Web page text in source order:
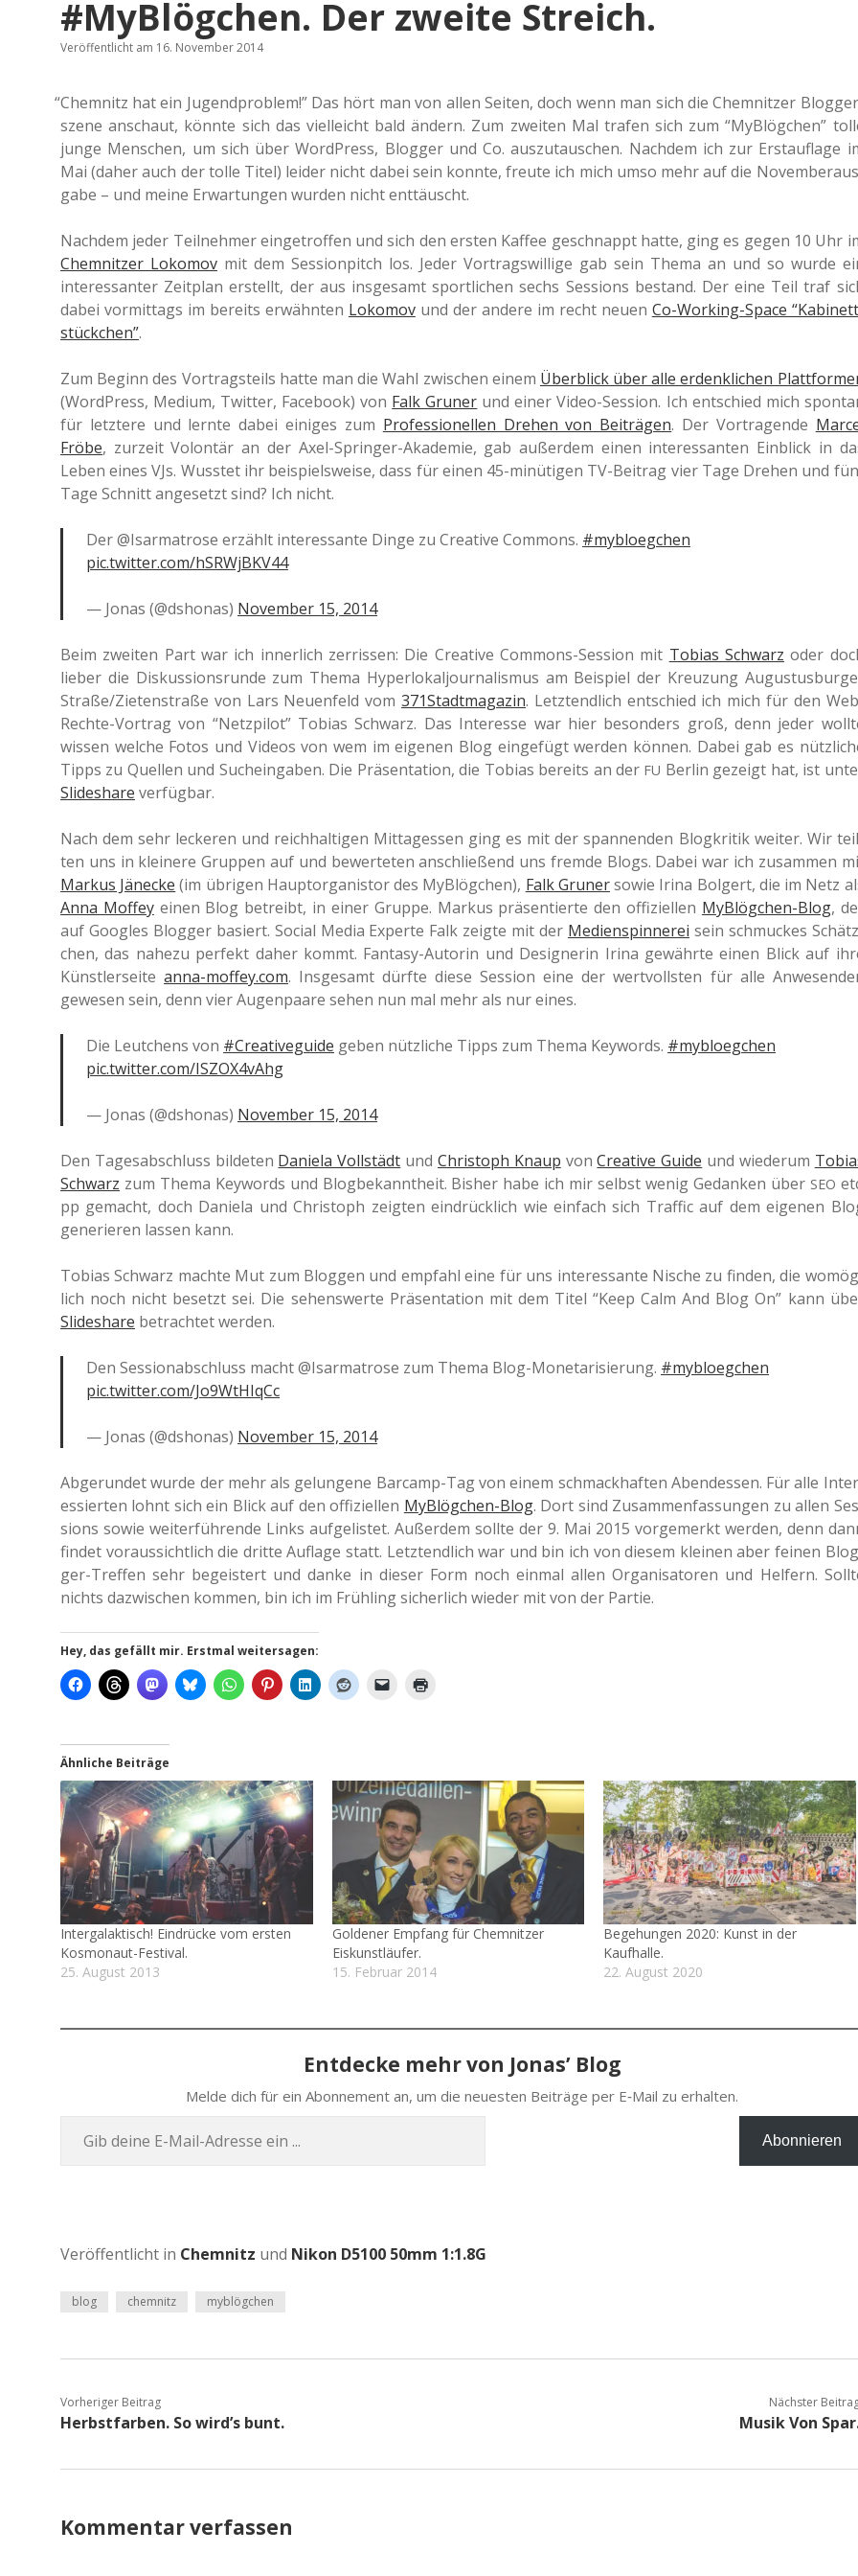
#MyBlögchen. Der zweite Streich.
Veröffentlicht am 16. November 2014
“Chem­nitz hat ein Jugend­pro­blem!” Das hört man von allen Seiten, doch wenn man sich die Chem­nit­zer
sze­ne anschaut, könnte sich das viel­leicht bald ändern. Zum zwei­ten Mal trafen sich zum “MyB­lög­chen”
junge Men­schen, um sich über Word­Press, Blog­ger und Co. aus­zu­tau­schen. Nach­dem ich zur Erst­auf­la­ge
Mai (daher auch der tolle Titel) leider nicht dabei sein konnte, freute ich mich umso mehr auf die
ga­be – und meine Erwar­tun­gen wurden nicht enttäuscht.
Nach­dem jeder Teil­neh­mer ein­ge­trof­fen und sich den ersten Kaffee geschnappt hatte, ging es gegen 10 Uhr
Chem­nit­zer Loko­movmit dem Ses­si­onpitch los. Jeder Vor­trags­wil­li­ge gab sein Thema an und so wurde
inter­es­san­ter Zeit­plan erstellt, der aus ins­ge­samt sport­li­chen sechs Ses­si­ons bestand. Der eine Teil traf
dabei vor­mit­tags im bereits erwähn­ten Loko­movund der andere im recht neuen Co-Working-Space
stück­chen”.
Zum Beginn des Vor­trags­teils hatte man die Wahl zwi­schen einem Über­blick über alle erdenk­li­chen
(Word­Press, Medium, Twit­ter, Face­book) von Falk Gruner und einer Video-Ses­si­on. Ich ent­schied mich
für letz­te­re und lernte dabei eini­ges zum Pro­fes­sio­nel­len Drehen von Bei­trä­gen. Der Vor­tra­gen­de
Fröbe, zur­zeit Volon­tär an der Axel-Sprin­ger-Aka­de­mie, gab außer­dem einen inter­es­san­ten Ein­blick in
Leben eines VJs. Wuss­tet ihr bei­spiels­wei­se, dass für einen 45-minü­ti­gen TV-Bei­trag vier Tage Drehen und
Tage Schnitt ange­setzt sind? Ich nicht.
Der @Isarmatrose erzählt inter­es­san­te Dinge zu Crea­ti­ve Com­mons. #myb­loeg­chen
pic.twitter.com/hSRWjBKV44
— Jonas (@dshonas) Novem­ber 15, 2014
Beim zwei­ten Part war ich inner­lich zer­ris­sen: Die Crea­ti­ve Com­mons-Ses­si­on mit Tobias Schwarz oder
lieber die Dis­kus­si­ons­run­de zum Thema Hyper­lo­kal­jour­na­lis­mus am Bei­spiel der Kreu­zung
Straße/Zietenstraße von Lars Neu­en­feld vom371Stadtmagazin. Letzt­end­lich ent­schied ich mich für den
Rechte-Vor­trag von “Netz­pi­lot” Tobias Schwarz. Das Inter­es­se war hier beson­ders groß, denn jeder
wissen welche Fotos und Videos von wem im eige­nen Blog ein­ge­fügt werden können. Dabei gab es
Tipps zu Quel­len und Such­ein­ga­ben. Die Prä­sen­ta­ti­on, die Tobias bereits an der FU Berlin gezeigt hat, ist
Slidesha­re verfügbar.
Nach dem sehr lecke­ren und reich­hal­ti­gen Mit­tag­essen ging es mit der span­nen­den Blog­kri­tik weiter. Wir
ten uns in klei­ne­re Grup­pen auf und bewer­te­ten anschlie­ßend uns fremde Blogs. Dabei war ich zusam­men
Markus Jäne­cke (im übri­gen Haupt­or­ga­nis­tor des MyB­lög­chen), Falk Grunersowie Irina Bol­gert, die im Netz
Anna Moffeyeinen Blog betreibt, in einer Gruppe. Markus prä­sen­tier­te den offi­zi­el­len MyB­lög­chen-Blog,
auf Goo­gles Blog­ger basiert. Social Media Exper­te Falk zeigte mit der Medi­en­spin­ne­rei sein schmu­ckes
chen, das nahezu per­fekt daher kommt. Fan­ta­sy-Autorin und Desi­gne­rin Irina gewähr­te einen Blick auf
Künst­ler­sei­teanna-moffey.com. Ins­ge­samt dürfte diese Ses­si­on eine der wert­volls­ten für alle
gewe­sen sein, denn vier Augen­paa­re sehen nun mal mehr als nur eines.
Die Leut­chens von #Crea­ti­ve­gui­de geben nütz­li­che Tipps zum Thema Key­words. #myb­loeg­chen
pic.twitter.com/ISZOX4vAhg
— Jonas (@dshonas) Novem­ber 15, 2014
Den Tages­ab­schluss bil­de­ten Danie­la Voll­städt und Chris­toph Knaup vonCrea­ti­ve Guide und wie­der­um
Schwarz zum Thema Key­words und Blog­be­kannt­heit. Bisher habe ich mir selbst wenig Gedan­ken über SEO
pp gemacht, doch Danie­la und Chris­toph zeig­ten ein­drück­lich wie ein­fach sich Traf­fic auf dem eige­nen
gene­rie­ren lassen kann.
Tobias Schwarz machte Mut zum Blog­gen und emp­fahl eine für uns inter­es­san­te Nische zu finden, die
lich noch nicht besetzt sei. Die sehens­wer­te Prä­sen­ta­ti­on mit dem Titel “Keep Calm And Blog On” kann
Slidesha­re betrach­tet werden.
Den Ses­sion­ab­schluss macht @Isarmatrose zum Thema Blog-Mone­ta­ri­sie­rung. #myb­loeg­chen
pic.twitter.com/Jo9WtHIqCc
— Jonas (@dshonas) Novem­ber 15, 2014
Abge­run­det wurde der mehr als gelun­ge­ne Bar­camp-Tag von einem schmack­haf­ten Abend­essen. Für alle
es­sier­ten lohnt sich ein Blick auf den offi­zi­el­len MyB­lög­chen-Blog. Dort sind Zusam­men­fas­sun­gen zu allen
si­ons sowie wei­ter­füh­ren­de Links auf­ge­lis­tet. Außer­dem sollte der 9. Mai 2015 vor­ge­merkt werden, denn
findet vor­aus­sicht­lich die dritte Auf­la­ge statt. Letzt­end­lich war und bin ich von diesem klei­nen aber feinen
ger-Tref­fen sehr begeis­tert und danke in dieser Form noch einmal allen Orga­ni­sa­to­ren und Hel­fern.
nichts dazwi­schen kommen, bin ich im Früh­ling sicher­lich wieder mit von der Partie.
Hey, das gefällt mir. Erstmal weitersagen:
Ähnliche Beiträge
Intergalaktisch! Eindrücke vom ersten
Kosmonaut-Festival.
25. August 2013
Goldener Empfang für Chemnitzer
Eiskunstläufer.
15. Februar 2014
Begehungen 2020: Kunst in der
Kaufhalle.
22. August 2020
Entdecke mehr von Jonas’ Blog
Melde dich für ein Abon­ne­ment an, um die neu­es­ten Bei­trä­ge per E‑Mail zu erhalten.
Abonnieren
Veröffentlicht in Chemnitz und Nikon D5100 50mm 1:1.8G
blog chemnitz myblögchen
Vorheriger Beitrag
Herbstfarben. So wird’s bunt.
Nächster
Musik Von
Kommentar verfassen